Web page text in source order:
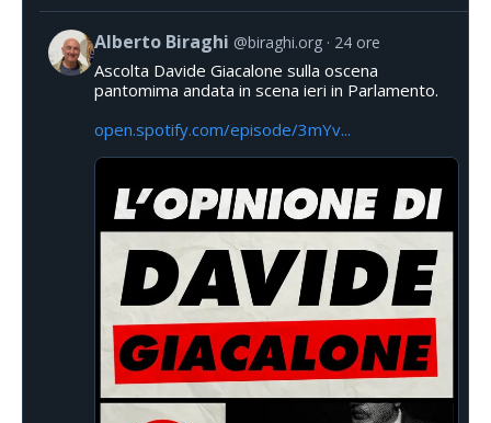
Alberto Biraghi @biraghi.org 24 ore
Ascolta Davide Giacalone sulla oscena
pantomima andata in scena ieri in Parlamento.
open.spotify.com/episode/3mYv...